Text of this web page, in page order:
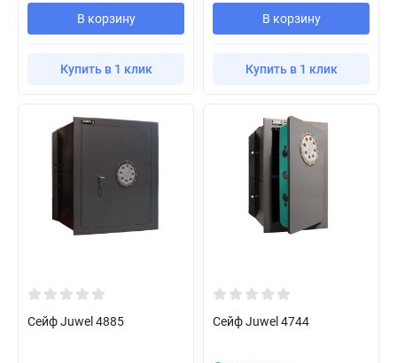
В корзину
Купить в 1 клик
В корзину
Купить в 1 клик
Сейф Juwel 4885 Сейф Juwel 4744